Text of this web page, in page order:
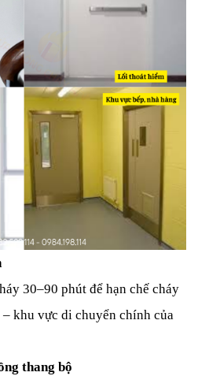
30–90 phút để hạn chế cháy
khu vực di chuyển chính của
thang bộ